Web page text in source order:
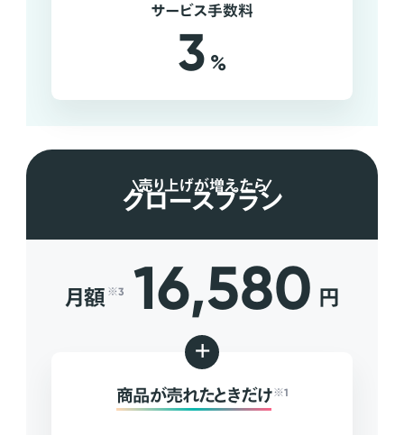
サービス手数料
3 %
売り上げが増えたら
グロースプラン
月額 ※3 16,580 円
+
商品が売れたときだけ ※1